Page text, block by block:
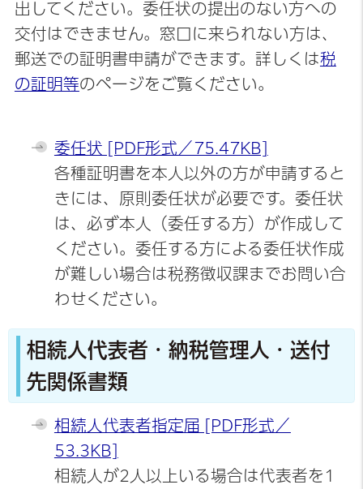
出してください。委任状の提出のない方への
交付はできません。窓口に来られない方は、
郵送での証明書申請ができます。詳しくは税
の証明等のページをご覧ください。
委任状 [PDF形式／75.47KB]
各種証明書を本人以外の方が申請すると
きには、原則委任状が必要です。委任状
は、必ず本人（委任する方）が作成して
ください。委任する方による委任状作成
が難しい場合は税務徴収課までお問い合
わせください。
相続人代表者・納税管理人・送付
先関係書類
相続人代表者指定届 [PDF形式／
53.3KB]
相続人が2人以上いる場合は代表者を1